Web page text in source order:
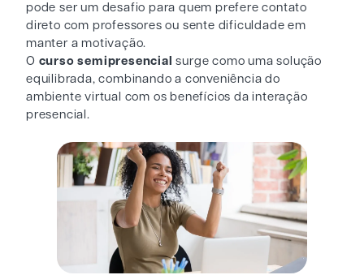
pode ser um desafio para quem prefere contato
direto com professores ou sente dificuldade em
manter a motivação.
O curso semipresencial surge como uma solução
equilibrada, combinando a conveniência do
ambiente virtual com os benefícios da interação
presencial.